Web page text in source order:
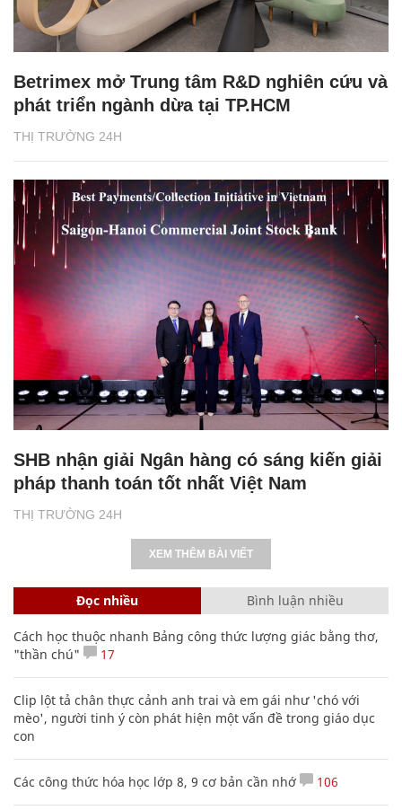
THỊ TRƯỜNG 24H
Betrimex mở Trung tâm R&D nghiên cứu và
phát triển ngành dừa tại TP.HCM
THỊ TRƯỜNG 24H
SHB nhận giải Ngân hàng có sáng kiến giải
pháp thanh toán tốt nhất Việt Nam
XEM THÊM BÀI VIẾT
Đọc nhiều Bình luận nhiều
Cách học thuộc nhanh Bảng công thức lượng giác bằng thơ,
"thần chú"
17
Clip lột tả chân thực cảnh anh trai và em gái như 'chó với
mèo', người tinh ý còn phát hiện một vấn đề trong giáo dục
con
Các công thức hóa học lớp 8, 9 cơ bản cần nhớ 106